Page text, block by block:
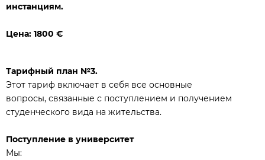
инстанциям.
Цена: 1800 €
Тарифный план №3.
Этот тариф включает в себя все основные
вопросы, связанные с поступлением и получением
студенческого вида на жительства.
Поступление в университет
Мы: